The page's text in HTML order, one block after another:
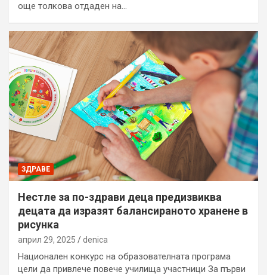
още толкова отдаден на…
ЗДРАВЕ
Нестле за по-здрави деца предизвиква
децата да изразят балансираното хранене в
рисунка
април 29, 2025 denica
Национален конкурс на образователната програма
цели да привлече повече училища участници За първи